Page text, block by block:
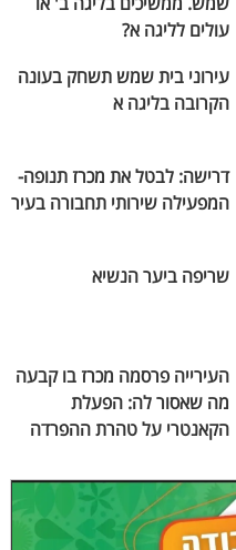
עולים לליגה א?
עירוני בית שמש תשחק בעונה
הקרובה בליגה א
דרישה: לבטל את מכרז תנופה-
המפעילה שירותי תחבורה בעיר
שריפה ביער הנשיא
העירייה פרסמה מכרז בו קבעה
מה שאסור לה: הפעלת
הקאנטרי על טהרת ההפרדה